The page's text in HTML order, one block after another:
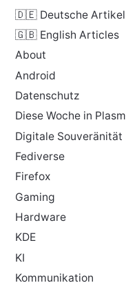
🇩🇪 Deutsche Artikel
🇬🇧 English Articles
About
Android
Datenschutz
Diese Woche in
Digitale Souveränität
Fediverse
Firefox
Gaming
Hardware
KDE
KI
Kommunikation